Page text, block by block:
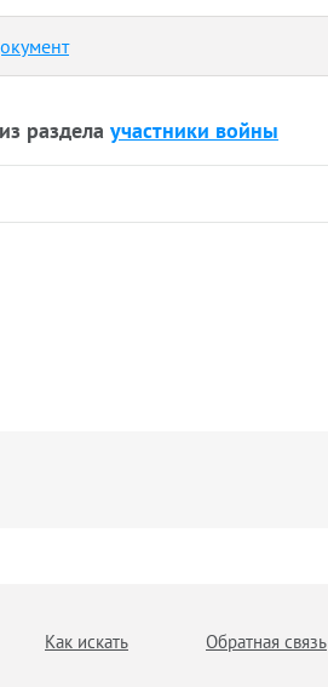
раздела участники войны
Как искать Обратная связь